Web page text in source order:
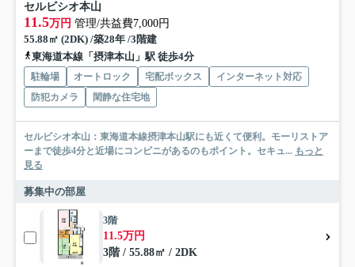
セルビシオ本山
11.5万円 管理/共益費7,000円
55.88㎡ (2DK) /築28年 /3階建
東海道本線「摂津本山」駅 徒歩4分
駐輪場 オートロック 宅配ボックス
インターネット対応
防犯カメラ
閑静な住宅地
セルビシオ本山：東海道本線摂津本山駅にも近くて便利。モーリストア
ーまで徒歩4分と近場にコンビニがあるのもポイント。セキュ... もっと
見る
募集中の部屋
3階
11.5万円
3階 / 55.88㎡ / 2DK